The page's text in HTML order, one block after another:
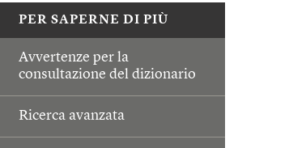
PER SAPERNE DI PIÙ
Avvertenze per la
consultazione del dizionario
Ricerca avanzata